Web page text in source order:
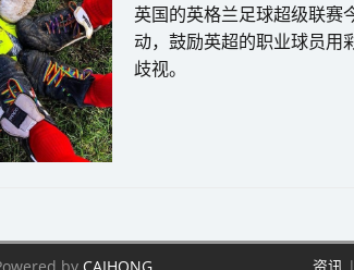
英国的英格兰足球超级联赛
动，鼓励英超的职业球员用
歧视。